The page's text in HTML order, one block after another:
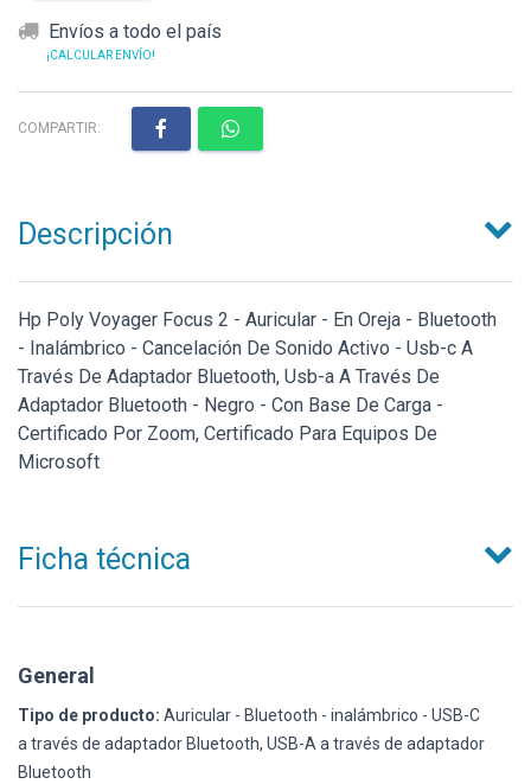
Envíos a todo el país
¡CALCULAR ENVÍO!
COMPARTIR:
Descripción
Hp Poly Voyager Focus 2 - Auricular - En Oreja - Bluetooth
- Inalámbrico - Cancelación De Sonido Activo - Usb-c A
Través De Adaptador Bluetooth, Usb-a A Través De
Adaptador Bluetooth - Negro - Con Base De Carga -
Certificado Por Zoom, Certificado Para Equipos De
Microsoft
Ficha técnica
General
Tipo de producto: Auricular - Bluetooth - inalámbrico - USB-C
a través de adaptador Bluetooth, USB-A a través de adaptador
Bluetooth